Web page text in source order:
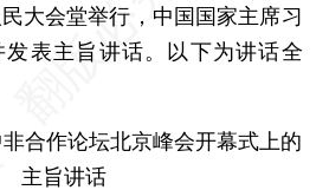
大会堂举行，中国国家主席习
表主旨讲话。以下为讲话全
合作论坛北京峰会开幕式上的
主旨讲话